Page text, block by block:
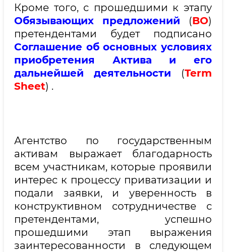
Кроме того, с прошедшими к этапу
Обязывающих предложений (BO)
претендентами будет подписано
Соглашение об основных условиях
приобретения Актива
и его
дальнейшей деятельности (Term
Sheet) .
Агентство по государственным
активам выражает благодарность
всем участникам, которые проявили
интерес к процессу приватизации и
подали заявки, и уверенность в
конструктивном сотрудничестве с
претендентами, успешно
прошедшими этап выражения
заинтересованности в следующем